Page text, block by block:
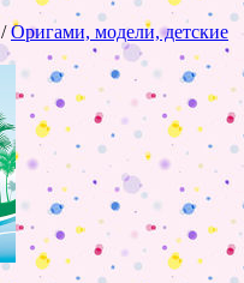
/Оригами, модели, детские